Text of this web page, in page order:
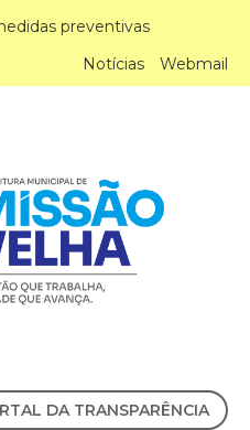
preventivas
Notícias
Webmail
DA TRANSPARÊNCIA